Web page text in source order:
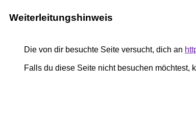
Weiterleitungshinweis
Die von dir besuchte Seite versucht, dich an
Falls du diese Seite nicht besuchen möchtest,